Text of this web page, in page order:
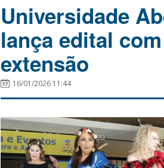
Universidade
lança edital
extensão
16/01/2026 11:44